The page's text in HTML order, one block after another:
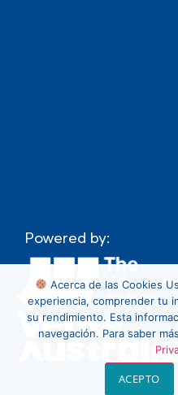
Powered by:
Acerca de las Cookies
experiencia, comprender tu
su rendimiento. Esta
navegación. Para saber
ACEPTO